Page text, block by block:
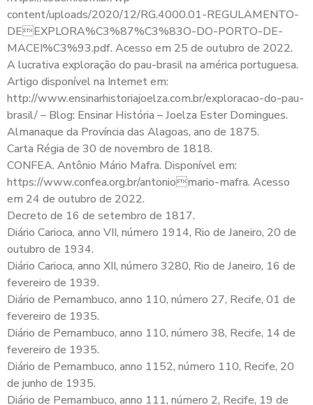
content/uploads/2020/12/RG.4000.01-REGULAMENTO-
DEEXPLORA%C3%87%C3%83O-DO-PORTO-DE-
MACEI%C3%93.pdf. Acesso em 25 de outubro de 2022.
A lucrativa exploração do pau-brasil na américa portuguesa.
Artigo disponível na Internet em:
http://www.ensinarhistoriajoelza.com.br/exploracao-do-pau-
brasil/ – Blog: Ensinar História – Joelza Ester Domingues.
Almanaque da Província das Alagoas, ano de 1875.
Carta Régia de 30 de novembro de 1818.
CONFEA. Antônio Mário Mafra. Disponível em:
https://www.confea.org.br/antoniomario-mafra. Acesso
em 24 de outubro de 2022.
Decreto de 16 de setembro de 1817.
Diário Carioca, anno VII, número 1914, Rio de Janeiro, 20 de
outubro de 1934.
Diário Carioca, anno XII, número 3280, Rio de Janeiro, 16 de
fevereiro de 1939.
Diário de Pernambuco, anno 110, número 27, Recife, 01 de
fevereiro de 1935.
Diário de Pernambuco, anno 110, número 38, Recife, 14 de
fevereiro de 1935.
Diário de Pernambuco, anno 1152, número 110, Recife, 20
de junho de 1935.
Diário de Pernambuco, anno 111, número 2, Recife, 19 de